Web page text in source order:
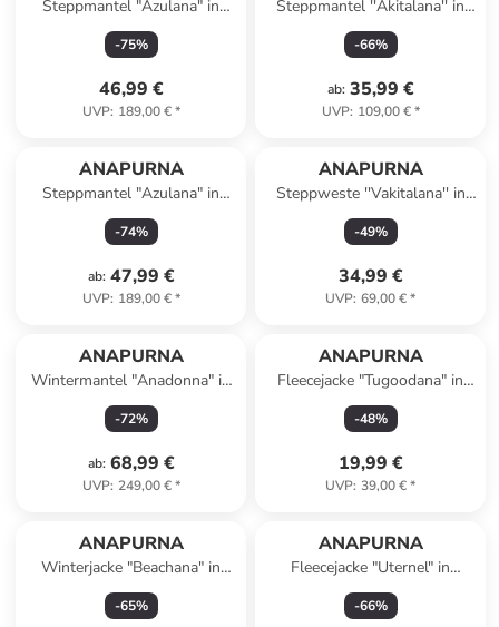
Steppmantel "Azulana" in
Schwarz
-75%
46,99 €
UVP: 189,00 €*
Steppmantel ''Akitalana'' in
Dunkelblau
-66%
ab: 35,99 €
UVP: 109,00 €*
ANAPURNA
Steppmantel "Azulana" in
Khaki
-74%
ab: 47,99 €
UVP: 189,00 €*
ANAPURNA
Steppweste ''Vakitalana'' in
Dunkelblau
-49%
34,99 €
UVP: 69,00 €*
ANAPURNA
Wintermantel "Anadonna" in
Dunkelblau
-72%
ab: 68,99 €
UVP: 249,00 €*
ANAPURNA
Fleecejacke "Tugoodana" in
Bordeaux
-48%
19,99 €
UVP: 39,00 €*
ANAPURNA
Winterjacke "Beachana" in
Khaki
-65%
ANAPURNA
Fleecejacke "Uternel" in
Schwarz
-66%